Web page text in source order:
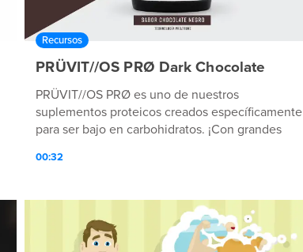
Recursos
PRÜVIT//OS PRØ Dark Chocolate
PRÜVIT//OS PRØ es uno de nuestros
suplementos proteicos creados específicamente
para ser bajo en carbohidratos. ¡Con grandes
lo MEJOR se convertirá seguro en uno de los
00:32